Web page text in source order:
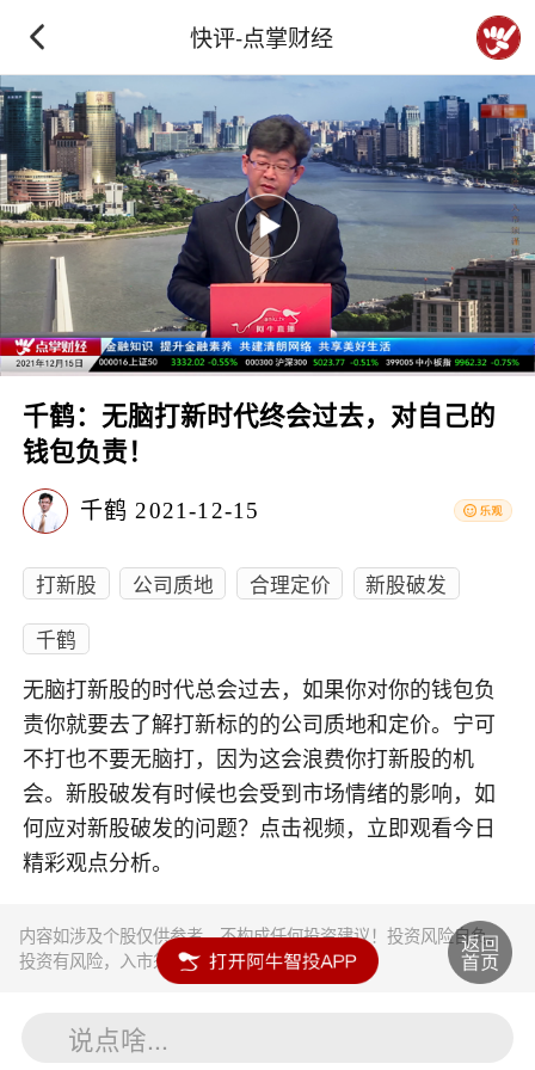
快评-点掌财经
千鹤：无脑打新时代终会过去，对自己的
钱包负责！
千鹤 2021-12-15
打新股 公司质地 合理定价
新股破发
千鹤
无脑打新股的时代总会过去，如果你对你的钱包负
责你就要去了解打新标的的公司质地和定价。宁可
不打也不要无脑打，因为这会浪费你打新股的机
会。新股破发有时候也会受到市场情绪的影响，如
何应对新股破发的问题？点击视频，立即观看今日
精彩观点分析。
内容如涉及个股仅供参考，不构成任何投资建议！投资风险自负。
投资有风险，入市须谨慎。
说点啥...